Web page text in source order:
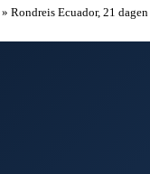
» Rondreis Ecuador, 21 dagen